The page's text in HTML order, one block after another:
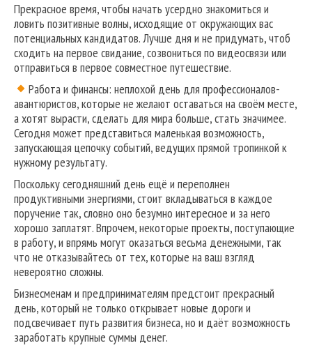
Прекрасное время, чтобы начать усердно знакомиться и
ловить позитивные волны, исходящие от окружающих вас
потенциальных кандидатов. Лучше дня и не придумать, чтоб
сходить на первое свидание, созвониться по видеосвязи или
отправиться в первое совместное путешествие.
Работа и финансы: неплохой день для профессионалов-
авантюристов, которые не желают оставаться на своём месте,
а хотят вырасти, сделать для мира больше, стать значимее.
Сегодня может представиться маленькая возможность,
запускающая цепочку событий, ведущих прямой тропинкой к
нужному результату.
Поскольку сегодняшний день ещё и переполнен
продуктивными энергиями, стоит вкладываться в каждое
поручение так, словно оно безумно интересное и за него
хорошо заплатят. Впрочем, некоторые проекты, поступающие
в работу, и впрямь могут оказаться весьма денежными, так
что не отказывайтесь от тех, которые на ваш взгляд
невероятно сложны.
Бизнесменам и предпринимателям предстоит прекрасный
день, который не только открывает новые дороги и
подсвечивает путь развития бизнеса, но и даёт возможность
заработать крупные суммы денег.